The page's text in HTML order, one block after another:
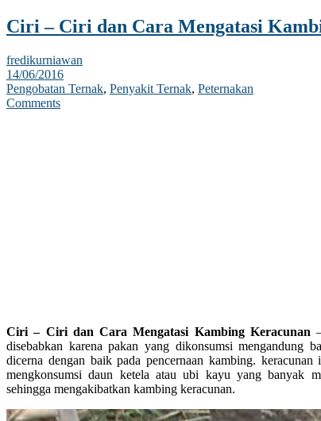
Ciri – Ciri dan Cara Mengatasi
fredikurniawan
14/06/2016
Pengobatan Ternak, Penyakit Ternak, Peternakan
Comments
Ciri – Ciri dan Cara Mengatasi Kambing Keracunan
disebabkan karena pakan yang dikonsumsi mengandung
dicerna dengan baik pada pencernaan kambing.
mengkonsumsi daun ketela atau ubi kayu yang banyak
sehingga mengakibatkan kambing keracunan.